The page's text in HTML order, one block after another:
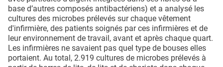
base d’autres composés antibactériens) et a analysé les
cultures des microbes prélevés sur chaque vêtement
d'infirmière, des patients soignés par ces infirmières et de
leur environnement de travail, avant et après chaque quart.
Les infirmières ne savaient pas quel type de bouses elles
portaient. Au total, 2.919 cultures de microbes prélevés à